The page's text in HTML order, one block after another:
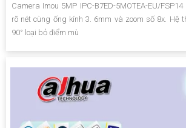
Camera Imou 5MP IPC-B7ED-5MOTEA-EU/
rõ nét cùng ống kính 3. 6mm và zoom số 8x. Hệ
90° loại bỏ điểm mù